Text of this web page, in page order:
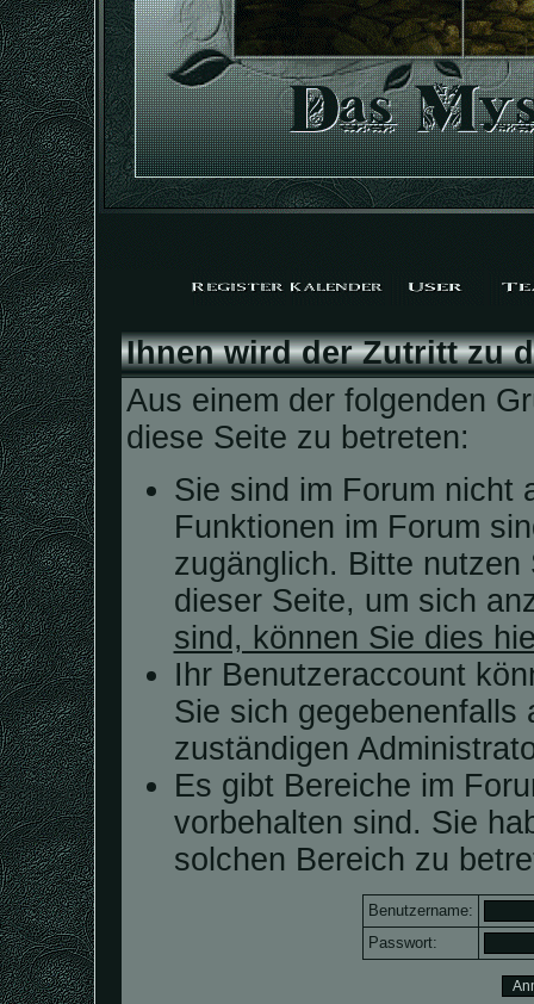
Ihnen wird der Zutritt zu
Aus einem der folgenden
diese Seite zu betreten:
Sie sind im Forum nicht
Funktionen im Forum
zugänglich. Bitte
dieser Seite, um sich
sind, können Sie dies
Ihr Benutzeraccount
Sie sich gegebenenfalls
zuständigen
Es gibt Bereiche im
vorbehalten sind. Sie
solchen Bereich zu
Benutzername:
Passwort: